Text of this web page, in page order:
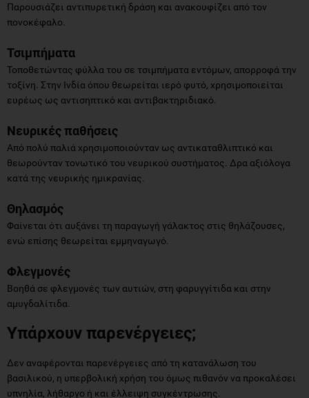
Παρουσιάζει αντιπυρετική δράση και ανακουφίζει από τον
πονοκέφαλο.
Τσιμπήματα
Τοποθετώντας φύλλα του σε τσιμπήματα εντόμων, απορροφά την
τοξίνη. Στην Ινδία όπου θεωρείται ιερό φυτό, χρησιμοποιείται
ευρέως ως αντισηπτικό και αντιβακτηριδιακό.
Νευρικές παθήσεις
Από πολύ παλιά χρησιμοποιούνταν ως αντικαταθλιπτικό και
θεωρούνταν τονωτικό του νευρικού συστήματος. Δρα αξιόλογα
κατά της νευρικής ημικρανίας.
Θηλασμός
Φαίνεται ότι αυξάνει τη παραγωγή γάλακτος στις θηλάζουσες,
ενώ επίσης θεωρείται εμμηναγωγό.
Φλεγμονές
Βοηθά σε φλεγμονές των αυτιών, στη φαρυγγίτιδα και στην
αμυγδαλίτιδα.
Υπάρχουν παρενέργειες;
Δεν αναφέρονται παρενέργειες από τη κατανάλωση του
βασιλικού, η υπερβολική χρήση του όμως πιθανόν να προκαλέσει
υπνηλία, λήθαργο ή και έλλειψη συγκέντρωσης.